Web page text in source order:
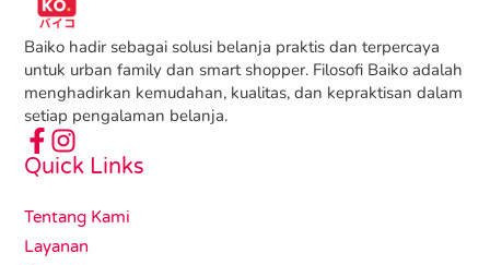
Baiko hadir sebagai solusi belanja praktis dan terpercaya
untuk urban family dan smart shopper. Filosofi Baiko adalah
menghadirkan kemudahan, kualitas, dan kepraktisan dalam
setiap pengalaman belanja.
Quick Links
Tentang Kami
Layanan